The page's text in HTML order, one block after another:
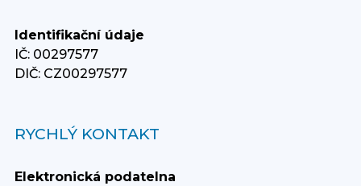
Identifikační údaje
IČ: 00297577
DIČ: CZ00297577
RYCHLÝ KONTAKT
Elektronická podatelna